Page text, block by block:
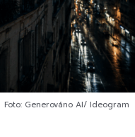
Foto: Generováno AI/ Ideogram